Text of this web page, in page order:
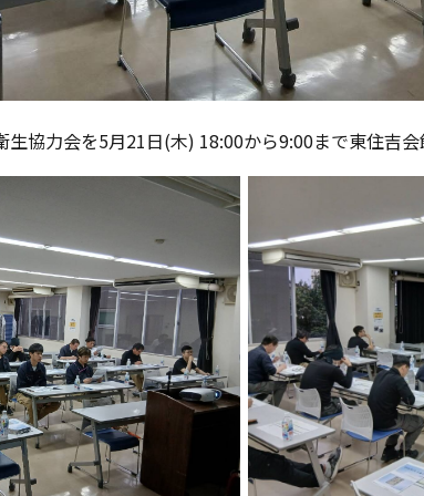
協力会を5月21日(木) 18:00から9:00まで東住吉会